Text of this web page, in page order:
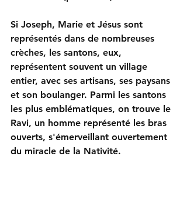
Si Joseph, Marie et Jésus sont
représentés dans de nombreuses
crèches, les santons, eux,
représentent souvent un village
entier, avec ses artisans, ses paysans
et son boulanger. Parmi les santons
les plus emblématiques, on trouve le
Ravi, un homme représenté les bras
ouverts, s'émerveillant ouvertement
du miracle de la Nativité.